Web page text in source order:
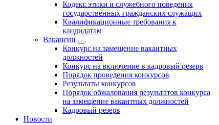
Кодекс этики и служебного поведения
государственных гражданских служащих
Квалификационные требования к
кандидатам
Вакансии
Конкурс на замещение вакантных
должностей
Конкурс на включение в кадровый резерв
Порядок проведения конкурсов
Результаты конкурсов
Порядок обжалования результатов конкурса
на замещение вакантных должностей
Кадровый резерв
Новости